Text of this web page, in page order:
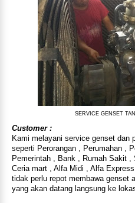
SERVICE GENSET
Customer :
Kami melayani service genset dan
seperti Perorangan , Perumahan ,
Pemerintah , Bank , Rumah Sakit ,
Ceria mart , Alfa Midi , Alfa
tidak perlu repot membawa genset
yang akan datang langsung ke